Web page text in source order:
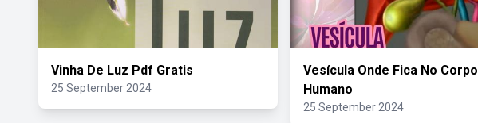
Vinha De Luz Pdf Gratis
25 September 2024
Vesícula Onde Fica No Corpo
Humano
25 September 2024